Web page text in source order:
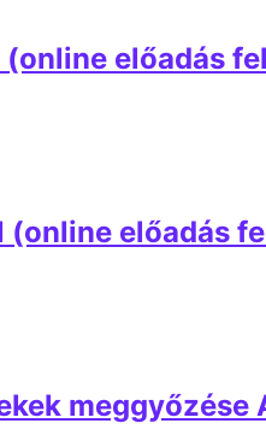
előadás
(online előadás
meggyőzése